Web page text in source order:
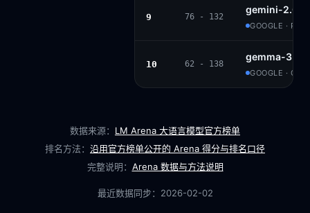
9 76 - 132
gemini-2.0-
GOOGLE ·
10 62 - 138
gemma-3-
GOOGLE ·
数据来源： LM Arena 大语言模型官方榜单
排名方法： 沿用官方榜单公开的 Arena 得分与排名口径
完整说明： Arena 数据与方法说明
最近数据同步： 2026-02-02